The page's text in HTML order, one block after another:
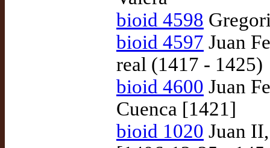
bioid 4598
bioid 4597 Juan
real (1417 - 1425)
bioid 4600 Juan
Cuenca [1421]
bioid 1020 Juan